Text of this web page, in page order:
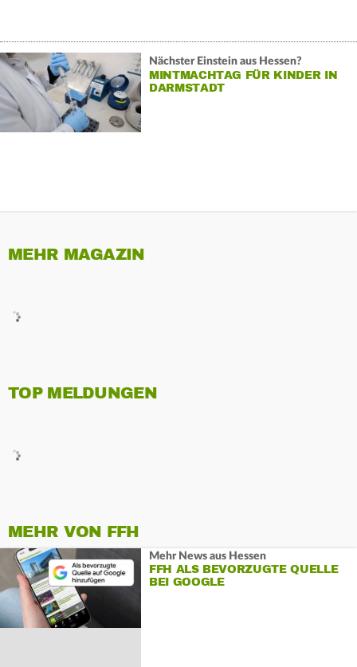
Nächster Einstein aus Hessen?
MINTMACHTAG FÜR KINDER IN
DARMSTADT
MEHR MAGAZIN
TOP MELDUNGEN
MEHR VON FFH
Mehr News aus Hessen
FFH ALS BEVORZUGTE QUELLE
BEI GOOGLE